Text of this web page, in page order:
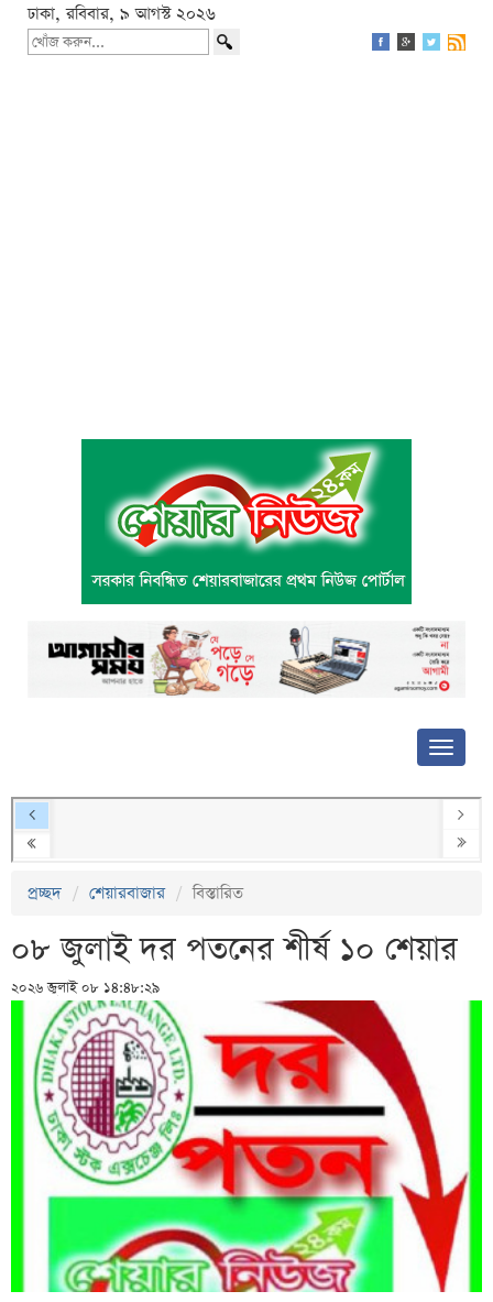
ঢাকা, রবিবার, ৯ আগস্ট ২০২৬
প্রচ্ছদ শেয়ারবাজার বিস্তারিত
০৮ জুলাই দর পতনের শীর্ষ ১০ শেয়ার
২০২৬ জুলাই ০৮ ১৪:৪৮:২৯